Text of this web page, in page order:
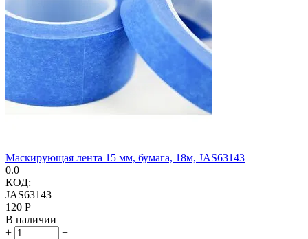
Маскирующая лента 15 мм, бумага, 18м, JAS63143
0.0
КОД:
JAS63143
‍120‍ Р
В наличии
+
−